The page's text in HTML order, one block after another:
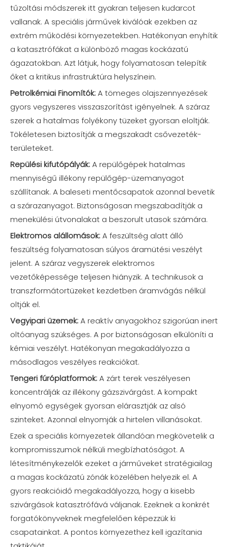
tűzoltási módszerek itt gyakran teljesen kudarcot
vallanak. A speciális járművek kiválóak ezekben az
extrém működési környezetekben. Hatékonyan enyhítik
a katasztrófákat a különböző magas kockázatú
ágazatokban. Azt látjuk, hogy folyamatosan telepítik
őket a kritikus infrastruktúra helyszínein.
Petrolkémiai Finomítók:A tömeges olajszennyezések
gyors vegyszeres visszaszorítást igényelnek. A száraz
szerek a hatalmas folyékony tüzeket gyorsan eloltják.
Tökéletesen biztosítják a megszakadt csővezeték-
területeket.
Repülési kifutópályák:A repülőgépek hatalmas
mennyiségű illékony repülőgép-üzemanyagot
szállítanak. A baleseti mentőcsapatok azonnal bevetik
a szárazanyagot. Biztonságosan megszabadítják a
menekülési útvonalakat a beszorult utasok számára.
Elektromos alállomások:A feszültség alatt álló
feszültség folyamatosan súlyos áramütési veszélyt
jelent. A száraz vegyszerek elektromos
vezetőképessége teljesen hiányzik. A technikusok a
transzformátortüzeket kezdetben áramvágás nélkül
oltják el.
Vegyipari üzemek:A reaktív anyagokhoz szigorúan inert
oltóanyag szükséges. A por biztonságosan elkülöníti a
kémiai veszélyt. Hatékonyan megakadályozza a
másodlagos veszélyes reakciókat.
Tengeri fúróplatformok:A zárt terek veszélyesen
koncentrálják az illékony gázszivárgást. A kompakt
elnyomó egységek gyorsan elárasztják az alsó
szinteket. Azonnal elnyomják a hirtelen villanásokat.
Ezek a speciális környezetek állandóan megkövetelik a
kompromisszumok nélküli megbízhatóságot. A
létesítménykezelők ezeket a járműveket stratégiailag
a magas kockázatú zónák közelében helyezik el. A
gyors reakcióidő megakadályozza, hogy a kisebb
szivárgások katasztrófává váljanak. Ezeknek a konkrét
forgatókönyveknek megfelelően képezzük ki
csapatainkat. A pontos környezethez kell igazítania